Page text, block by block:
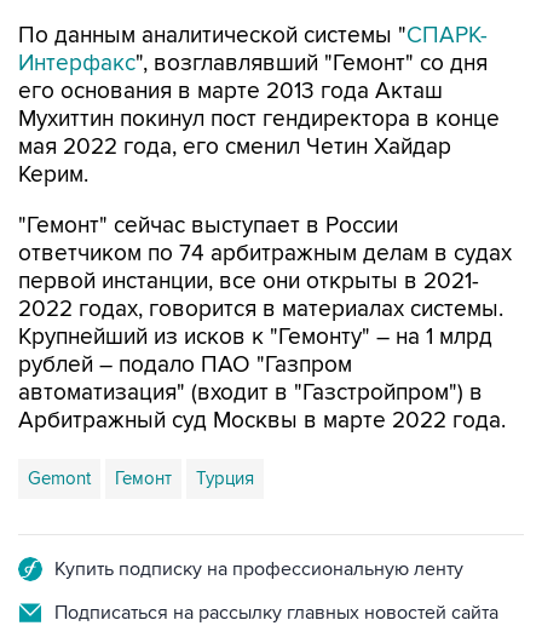
По данным аналитической системы "СПАРК-
Интерфакс", возглавлявший "Гемонт" со дня
его основания в марте 2013 года Акташ
Мухиттин покинул пост гендиректора в конце
мая 2022 года, его сменил Четин Хайдар
Керим.
"Гемонт" сейчас выступает в России
ответчиком по 74 арбитражным делам в судах
первой инстанции, все они открыты в 2021-
2022 годах, говорится в материалах системы.
Крупнейший из исков к "Гемонту" – на 1 млрд
рублей – подало ПАО "Газпром
автоматизация" (входит в "Газстройпром") в
Арбитражный суд Москвы в марте 2022 года.
Gemont Гемонт Турция
Купить подписку на профессиональную ленту
Подписаться на рассылку главных новостей сайта